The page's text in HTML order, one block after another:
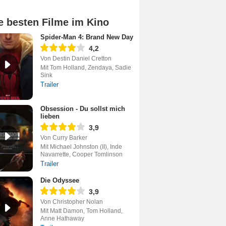
besten Filme im Kino
Spider-Man 4: Brand New Day
4,2
Von Destin Daniel Cretton
Mit Tom Holland, Zendaya, Sadie
Sink
Trailer
Obsession - Du sollst mich
lieben
3,9
Von Curry Barker
Mit Michael Johnston (II), Inde
Navarrette, Cooper Tomlinson
Trailer
Die Odyssee
3,9
Von Christopher Nolan
Mit Matt Damon, Tom Holland,
Anne Hathaway